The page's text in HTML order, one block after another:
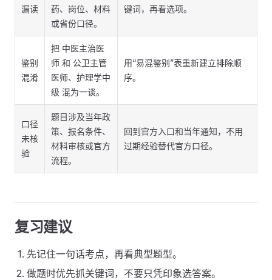
漏读
药、岗位、材料
或省份口径。
键词，再看选项。
鉴别
混淆
把 中医主治医
师 和 公卫主管
医师、护理学中
级 混为一谈。
用“易混鉴别”表重新建立排除顺
序。
口径
未核
验
题目涉及当年政
策、报名条件、
材料审核或官方
流程。
回到官方入口和当年通知，不用
过期经验替代官方口径。
复习建议
先记住一句话考点，再看典型题型。
做题时优先抓关键词，不要只凭印象选答案。